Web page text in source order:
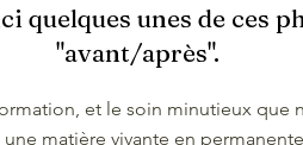
quelques unes de ces
"avant/après".
et le soin minutieux que
une matière vivante en